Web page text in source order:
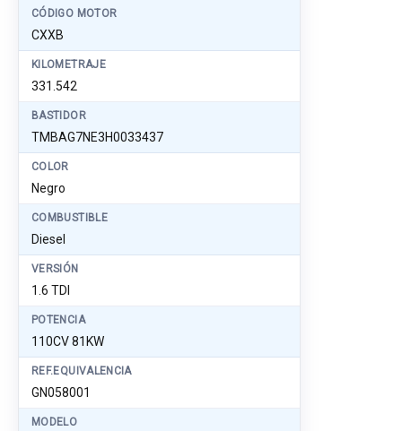
CÓDIGO MOTOR
CXXB
KILOMETRAJE
331.542
BASTIDOR
TMBAG7NE3H0033437
COLOR
Negro
COMBUSTIBLE
Diesel
VERSIÓN
1.6 TDI
POTENCIA
110CV 81KW
REF.EQUIVALENCIA
GN058001
MODELO